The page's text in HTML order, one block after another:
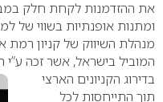
את ההזדמנות לקחת חלק
ומתנות אופנתיות בשווי של למעלה מ-
מנהלת השיווק של קניון רמת
המוביל בישראל, אשר זכה ע”י
בדירוג הקניונים הארצי
תוך התייחסות לכל